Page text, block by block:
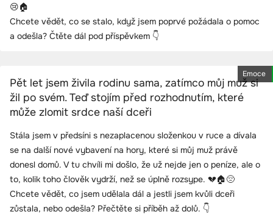
😢🏠
Chcete vědět, co se stalo, když jsem poprvé požádala o pomoc
a odešla? Čtěte dál pod příspěvkem 👇
Emoce
Pět let jsem živila rodinu sama, zatímco můj muž si
žil po svém. Teď stojím před rozhodnutím, které
může zlomit srdce naší dceři
Stála jsem v předsíni s nezaplacenou složenkou v ruce a dívala
se na další nové vybavení na hory, které si můj muž právě
donesl domů. V tu chvíli mi došlo, že už nejde jen o peníze, ale o
to, kolik toho člověk vydrží, než se úplně rozsype. 💔🏠😔
Chcete vědět, co jsem udělala dál a jestli jsem kvůli dceři
zůstala, nebo odešla? Přečtěte si příběh až dolů. 👇